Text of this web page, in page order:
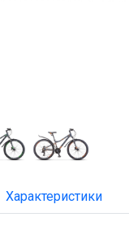
Характеристики